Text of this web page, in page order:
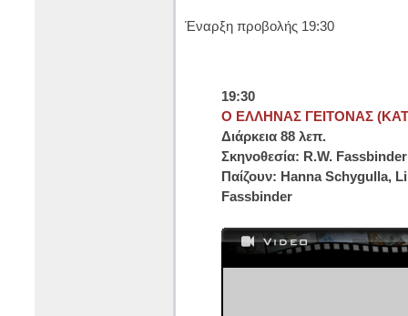
Έναρξη προβολής 19:30
19:30
Ο ΕΛΛΗΝΑΣ ΓΕΙΤΟΝΑΣ
Διάρκεια 88 λεπ.
Σκηνοθεσία: R.W. Fassbinder
Παίζουν: Hanna Schygulla,
Fassbinder